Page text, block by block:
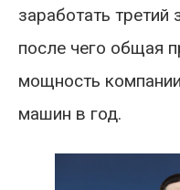
заработать
после чего общая
мощность
машин в год.